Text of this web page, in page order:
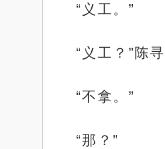
“义工。”
“义工？”陈
“不拿。”
“那？”